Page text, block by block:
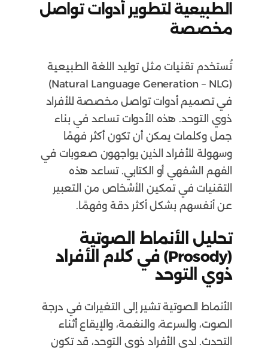
الطبيعية لتطوير أدوات تواصل
مخصصة
تُستخدم تقنيات مثل توليد اللغة الطبيعية
(Natural Language Generation – NLG)
في تصميم أدوات تواصل مخصصة للأفراد
ذوي التوحد. هذه الأدوات تساعد في بناء
جمل وكلمات يمكن أن تكون أكثر فهمًا
وسهولة للأفراد الذين يواجهون صعوبات في
الفهم الشفهي أو الكتابي. تساعد هذه
التقنيات في تمكين الأشخاص من التعبير
عن أنفسهم بشكل أكثر دقة وفهمًا.
تحليل الأنماط الصوتية
(Prosody) في كلام الأفراد
ذوي التوحد
الأنماط الصوتية تشير إلى التغيرات في درجة
الصوت، والسرعة، والنغمة، والإيقاع أثناء
التحدث. لدى الأفراد ذوي التوحد، قد تكون